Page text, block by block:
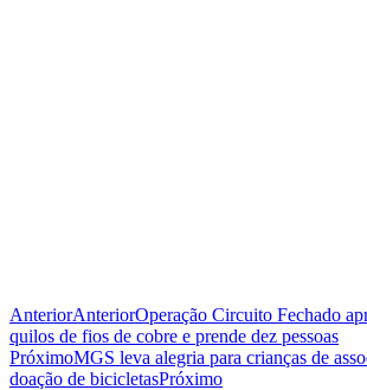
AnteriorAnteriorOperação Circuito Fechado
quilos de fios de cobre e prende dez pessoas
PróximoMGS leva alegria para crianças de
doação de bicicletasPróximo